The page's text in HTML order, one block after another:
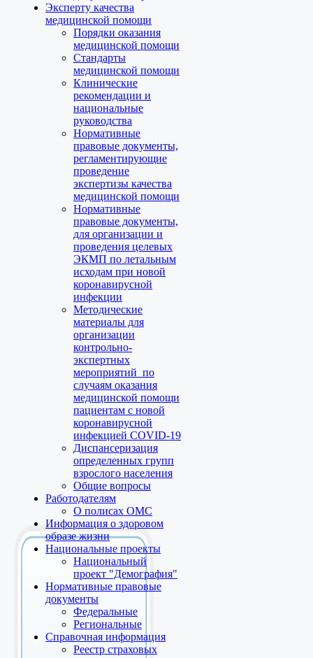
Эксперту качества
медицинской помощи
Порядки оказания
медицинской помощи
Стандарты
медицинской помощи
Клинические
рекомендации и
национальные
руководства
Нормативные
правовые документы,
регламентирующие
проведение
экспертизы качества
медицинской помощи
Нормативные
правовые документы,
для организации и
проведения целевых
ЭКМП по летальным
исходам при новой
коронавирусной
инфекции
Методические
материалы для
организации
контрольно-
экспертных
мероприятий по
случаям оказания
медицинской помощи
пациентам с новой
коронавирусной
инфекцией COVID-19
Диспансеризация
определенных групп
взрослого населения
Общие вопросы
Работодателям
О полисах ОМС
Информация о здоровом
образе жизни
Национальные проекты
Национальный
проект "Демография"
Нормативные правовые
документы
Федеральные
Региональные
Справочная информация
Реестр страховых